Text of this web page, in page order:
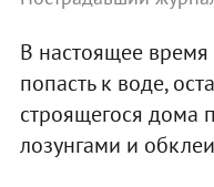
В настоящее время
попасть к воде,
строящегося дома
лозунгами и